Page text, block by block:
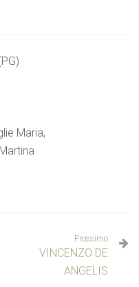
Maria,
Prossimo
VINCENZO DE
ANGELIS